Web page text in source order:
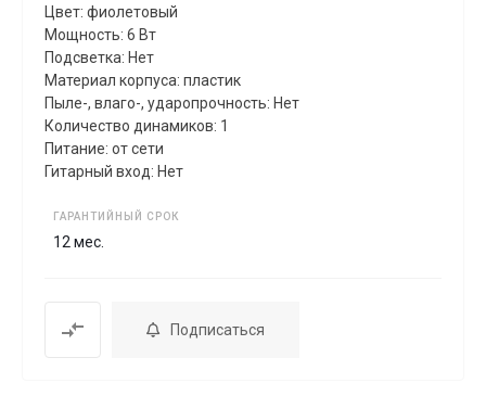
Цвет: фиолетовый
Мощность: 6 Вт
Подсветка: Нет
Материал корпуса: пластик
Пыле-, влаго-, ударопрочность: Нет
Количество динамиков: 1
Питание: от сети
Гитарный вход: Нет
ГАРАНТИЙНЫЙ СРОК
12 мес.
Подписаться